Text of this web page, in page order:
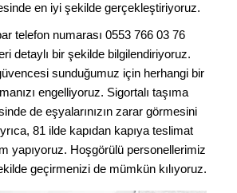
en iyi şekilde gerçekleştiriyoruz.
telefon numarası 0553 766 03 76
detaylı bir şekilde bilgilendiriyoruz.
sunduğumuz için herhangi bir
engelliyoruz. Sigortalı taşıma
de eşyalarınızın zarar görmesini
81 ilde kapıdan kapıya teslimat
yapıyoruz. Hoşgörülü personellerimiz
geçirmenizi de mümkün kılıyoruz.